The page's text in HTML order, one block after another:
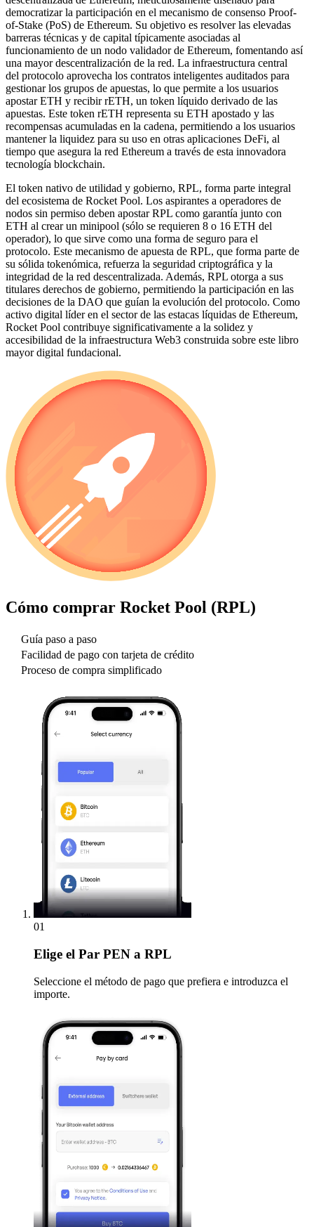
democratizar la participación en el mecanismo de consenso Proof-
of-Stake (PoS) de Ethereum. Su objetivo es resolver las elevadas
barreras técnicas y de capital típicamente asociadas al
funcionamiento de un nodo validador de Ethereum, fomentando así
una mayor descentralización de la red. La infraestructura central
del protocolo aprovecha los contratos inteligentes auditados para
gestionar los grupos de apuestas, lo que permite a los usuarios
apostar ETH y recibir rETH, un token líquido derivado de las
apuestas. Este token rETH representa su ETH apostado y las
recompensas acumuladas en la cadena, permitiendo a los usuarios
mantener la liquidez para su uso en otras aplicaciones DeFi, al
tiempo que asegura la red Ethereum a través de esta innovadora
tecnología blockchain.
El token nativo de utilidad y gobierno, RPL, forma parte integral
del ecosistema de Rocket Pool. Los aspirantes a operadores de
nodos sin permiso deben apostar RPL como garantía junto con
ETH al crear un minipool (sólo se requieren 8 o 16 ETH del
operador), lo que sirve como una forma de seguro para el
protocolo. Este mecanismo de apuesta de RPL, que forma parte de
su sólida tokenómica, refuerza la seguridad criptográfica y la
integridad de la red descentralizada. Además, RPL otorga a sus
titulares derechos de gobierno, permitiendo la participación en las
decisiones de la DAO que guían la evolución del protocolo. Como
activo digital líder en el sector de las estacas líquidas de Ethereum,
Rocket Pool contribuye significativamente a la solidez y
accesibilidad de la infraestructura Web3 construida sobre este libro
mayor digital fundacional.
Cómo comprar Rocket Pool (RPL)
Guía paso a paso
Facilidad de pago con tarjeta de crédito
Proceso de compra simplificado
01
Elige el Par PEN a RPL
Seleccione el método de pago que prefiera e introduzca el
importe.